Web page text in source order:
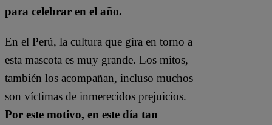
para celebrar en el año.
En el Perú, la cultura que gira en torno a
esta mascota es muy grande. Los mitos,
también los acompañan, incluso muchos
son víctimas de inmerecidos prejuicios.
Por este motivo, en este día tan